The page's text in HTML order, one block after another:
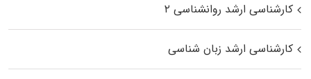
کارشناسی ارشد روانشناسی ۲
کارشناسی ارشد زبان شناسی